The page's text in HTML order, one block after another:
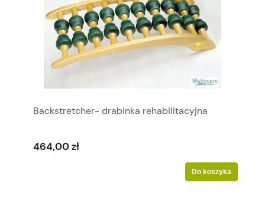
Backstretcher- drabinka rehabilitacyjna
464,00 zł
Do koszyka